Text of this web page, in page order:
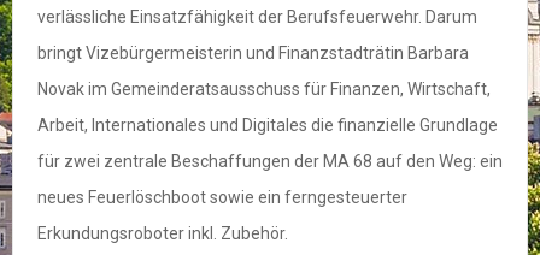
verlässliche Einsatzfähigkeit der Berufsfeuerwehr. Darum
bringt Vizebürgermeisterin und Finanzstadträtin Barbara
Novak im Gemeinderatsausschuss für Finanzen, Wirtschaft,
Arbeit, Internationales und Digitales die finanzielle Grundlage
für zwei zentrale Beschaffungen der MA 68 auf den Weg: ein
neues Feuerlöschboot sowie ein ferngesteuerter
Erkundungsroboter inkl. Zubehör.